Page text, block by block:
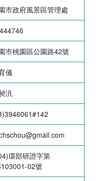
市政府風景區管理處
市桃園區公園路42號
儀
汎
環部研證字第
02號